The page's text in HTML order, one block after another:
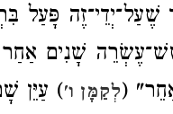
פָּעַל
שָׁנִים אַחַר
(לְקַמָּן ו') עַיֵּן